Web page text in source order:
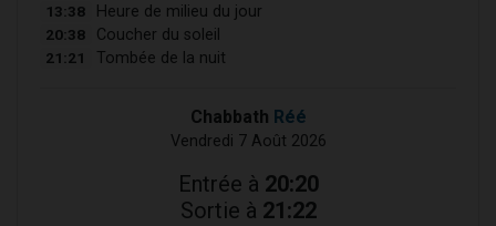
13:38 Heure de milieu du jour
20:38 Coucher du soleil
21:21 Tombée de la nuit
Chabbath Réé
Vendredi 7 Août 2026
Entrée à 20:20
Sortie à 21:22